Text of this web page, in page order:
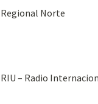
Regional Norte
RIU – Radio